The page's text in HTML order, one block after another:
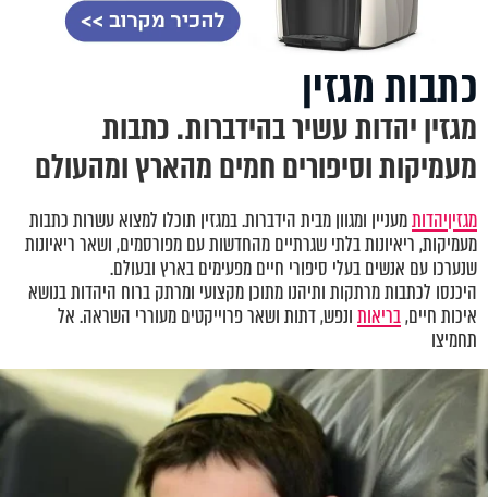
כתבות מגזין
מגזין יהדות עשיר בהידברות. כתבות
מעמיקות וסיפורים חמים מהארץ ומהעולם
מגזיןיהדותמעניין ומגוון מבית הידברות. במגזין תוכלו למצוא עשרות כתבות
מעמיקות, ריאיונות בלתי שגרתיים מהחדשות עם מפורסמים, ושאר ריאיונות
שנערכו עם אנשים בעלי סיפורי חיים מפעימים בארץ ובעולם.
היכנסו לכתבות מרתקות ותיהנו מתוכן מקצועי ומרתק ברוח היהדות בנושא
איכות חיים,בריאותונפש, דתות ושאר פרוייקטים מעוררי השראה. אל
תחמיצו